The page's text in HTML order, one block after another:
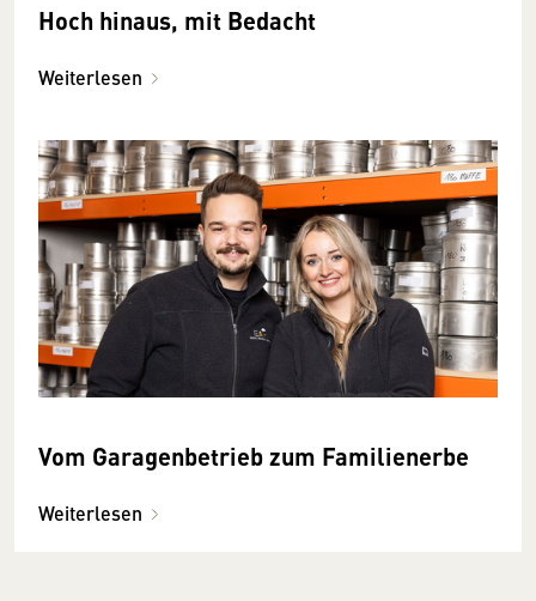
Hoch hinaus, mit Bedacht
Weiterlesen
Vom Garagenbetrieb zum Familienerbe
Weiterlesen